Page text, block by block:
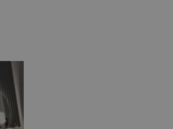
FÜRDŐSZOBA NAPOK